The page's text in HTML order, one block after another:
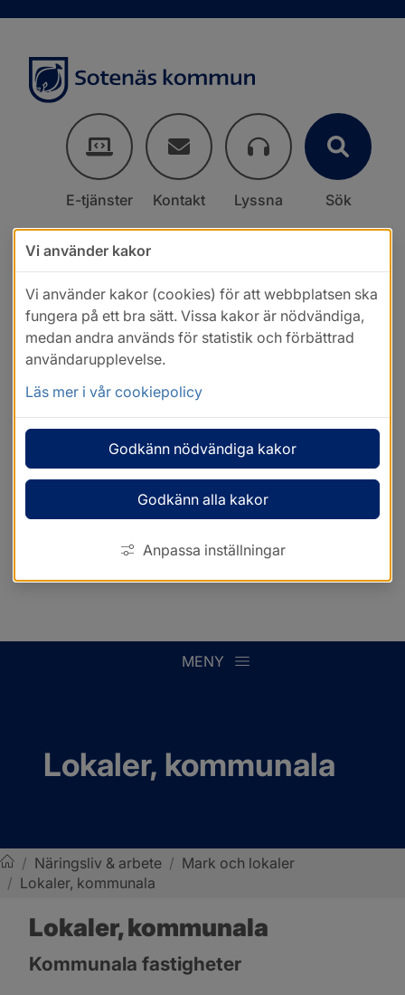
E-tjänster Kontakt Lyssna Sök
MENY
Lokaler, kommunala
Sotenäs kommun
/ Näringsliv & arbete / Mark och lokaler
/ Lokaler, kommunala
Lokaler, kommunala
Kommunala fastigheter
Vi använder kakor
Vi använder kakor (cookies) för att webbplatsen ska
fungera på ett bra sätt. Vissa kakor är nödvändiga,
medan andra används för statistik och förbättrad
användarupplevelse.
Läs mer i vår cookiepolicy
Godkänn nödvändiga kakor
Godkänn alla kakor
Anpassa inställningar